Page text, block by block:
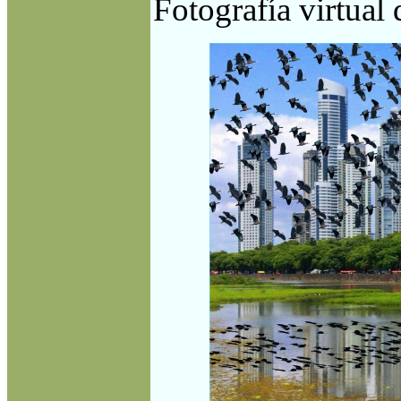
Fotografía virtual